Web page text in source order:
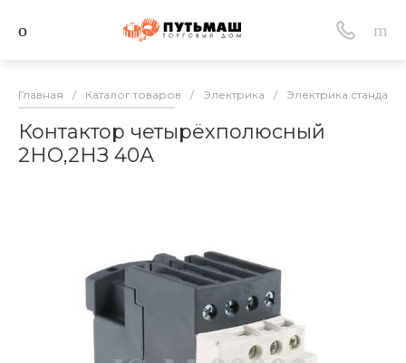
Главная / Каталог товаров / Электрика / Электрика
Контактор четырёхполюсный
2НО,2НЗ 40А